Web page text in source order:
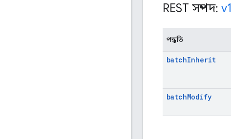
REST সম্পদ: v1
পদ্ধতি
batchInherit
batchModify